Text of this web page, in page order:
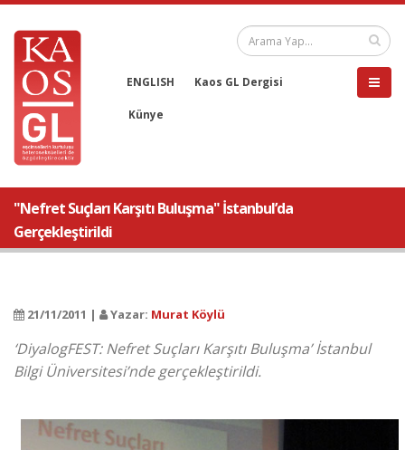
ENGLISH Kaos GL Dergisi
Künye
"Nefret Suçları Karşıtı Buluşma" İstanbul’da
Gerçekleştirildi
21/11/2011 | Yazar: Murat Köylü
‘DiyalogFEST: Nefret Suçları Karşıtı Buluşma’ İstanbul
Bilgi Üniversitesi’nde gerçekleştirildi.